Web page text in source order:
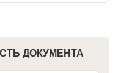
ДОКУМЕНТА